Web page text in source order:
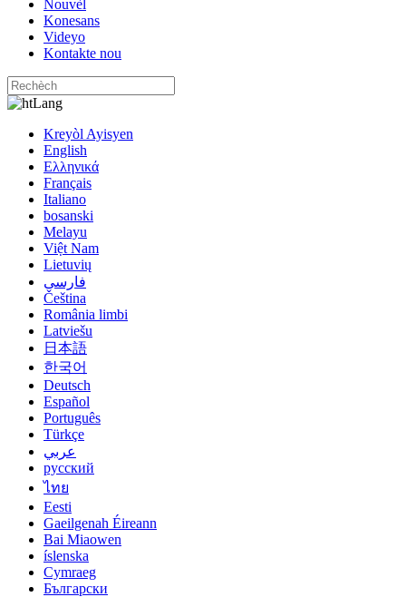
Nouvèl
Konesans
Videyo
Kontakte nou
Lang
Kreyòl Ayisyen
English
Ελληνικά
Français
Italiano
bosanski
Melayu
Việt Nam
Lietuvių
فارسی
Čeština
România limbi
Latviešu
日本語
한국어
Deutsch
Español
Português
Türkçe
عربي
русский
ไทย
Eesti
Gaeilgenah Éireann
Bai Miaowen
íslenska
Cymraeg
Български